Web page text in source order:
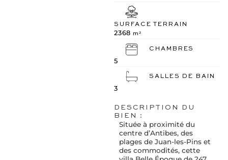
SURFACE TERRAIN
2368 m²
CHAMBRES
5
SALLES DE BAIN
3
DESCRIPTION DU
BIEN :
Située à proximité du
centre d’Antibes, des
plages de Juan-les-Pins et
des commodités, cette